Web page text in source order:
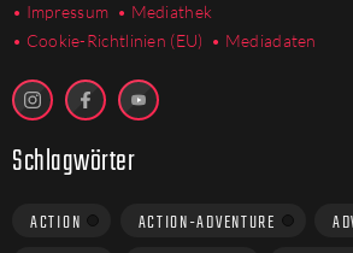
• Impressum • Mediathek
• Cookie-Richtlinien (EU) • Mediadaten
Schlagwörter
ACTION ACTION-ADVENTURE